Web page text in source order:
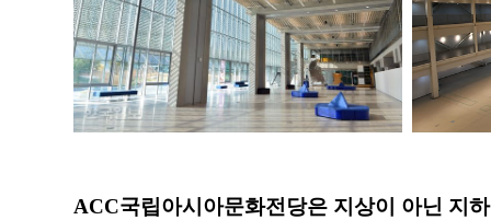
ACC국립아시아문화전당은 지상이 아닌 지